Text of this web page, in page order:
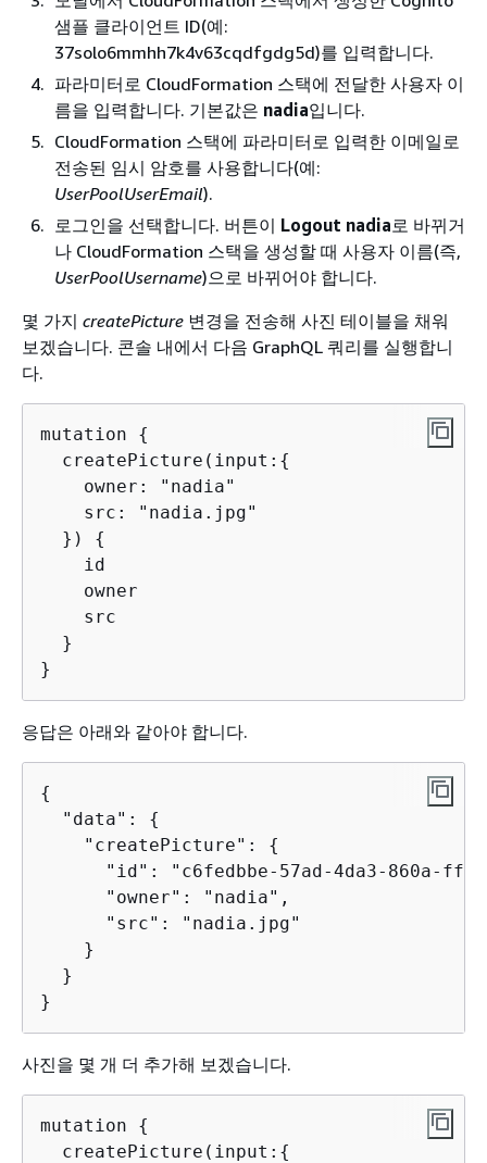
샘플 클라이언트 ID(예:
37solo6mmhh7k4v63cqdfgdg5d)를 입력합니다.
파라미터로 CloudFormation 스택에 전달한 사용자 이
름을 입력합니다. 기본값은 nadia입니다.
CloudFormation 스택에 파라미터로 입력한 이메일로
전송된 임시 암호를 사용합니다(예:
UserPoolUserEmail).
로그인을 선택합니다. 버튼이 Logout nadia 로 바뀌거
나 CloudFormation 스택을 생성할 때 사용자 이름(즉,
UserPoolUsername)으로 바뀌어야 합니다.
몇 가지 createPicture 변경을 전송해 사진 테이블을 채워
보겠습니다. 콘솔 내에서 다음 GraphQL 쿼리를 실행합니
다.
mutation {
  createPicture(input:
{
    owner: "nadia"
    src: "nadia.jpg"
  })
{
    id
    owner
    src
  }
}
응답은 아래와 같아야 합니다.
{
  "data":
{
    "createPicture":
{
"id": "c6fedbbe-57ad-4da3-860a-
      "owner": "nadia",
      "src": "nadia.jpg"
    }
  }
}
사진을 몇 개 더 추가해 보겠습니다.
mutation {
  createPicture(input:
{